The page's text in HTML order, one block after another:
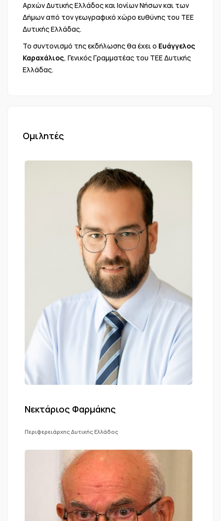
Αρχών Δυτικής Ελλάδος και Ιονίων Νήσων και των
Δήμων από τον γεωγραφικό χώρο ευθύνης του ΤΕΕ
Δυτικής Ελλάδας.
Το συντονισμό της εκδήλωσης θα έχει ο Ευάγγελος
Καραχάλιος, Γενικός Γραμματέας του ΤΕΕ Δυτικής
Ελλάδας.
Ομιλητές
Νεκτάριος Φαρμάκης
Περιφερειάρχης Δυτικής Ελλάδος